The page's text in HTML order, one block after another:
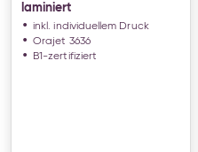
laminiert
inkl. individuellem Druck
Orajet 3636
B1-zertifiziert